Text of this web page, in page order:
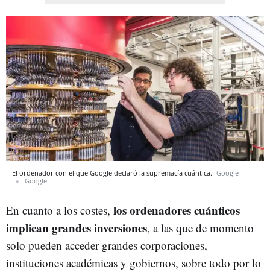
El ordenador con el que Google declaró la supremacía cuántica. Google
Google
En cuanto a los costes, los ordenadores cuánticos
implican grandes inversiones, a las que de momento
solo pueden acceder grandes corporaciones,
instituciones académicas y gobiernos, sobre todo por lo